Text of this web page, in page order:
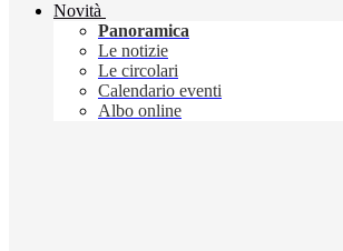
Novità
Panoramica
Le notizie
Le circolari
Calendario eventi
Albo online